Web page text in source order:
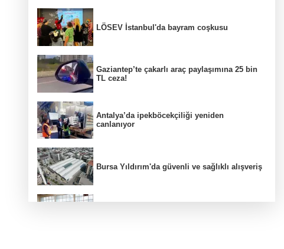
LÖSEV İstanbul'da bayram coşkusu
Gaziantep’te çakarlı araç paylaşımına 25 bin
TL ceza!
Antalya’da ipekböcekçiliği yeniden
canlanıyor
Bursa Yıldırım'da güvenli ve sağlıklı alışveriş